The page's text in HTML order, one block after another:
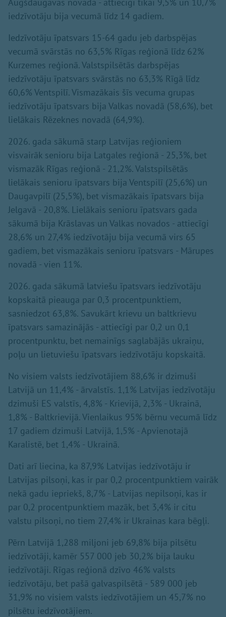
iedzīvotāju bija vecumā līdz 14 gadiem.
Iedzīvotāju īpatsvars 15-64 gadu jeb darbspējas
vecumā svārstās no 63,5% Rīgas reģionā līdz 62%
Kurzemes reģionā. Valstspilsētās darbspējas
iedzīvotāju īpatsvars svārstās no 63,3% Rīgā līdz
60,6% Ventspilī. Vismazākais šīs vecuma grupas
iedzīvotāju īpatsvars bija Valkas novadā (58,6%), bet
lielākais Rēzeknes novadā (64,9%).
2026. gada sākumā starp Latvijas reģioniem
visvairāk senioru bija Latgales reģionā - 25,3%, bet
vismazāk Rīgas reģionā - 21,2%. Valstspilsētās
lielākais senioru īpatsvars bija Ventspilī (25,6%) un
Daugavpilī (25,5%), bet vismazākais īpatsvars bija
Jelgavā - 20,8%. Lielākais senioru īpatsvars gada
sākumā bija Krāslavas un Valkas novados - attiecīgi
28,6% un 27,4% iedzīvotāju bija vecumā virs 65
gadiem, bet vismazākais senioru īpatsvars - Mārupes
novadā - vien 11%.
2026. gada sākumā latviešu īpatsvars iedzīvotāju
kopskaitā pieauga par 0,3 procentpunktiem,
sasniedzot 63,8%. Savukārt krievu un baltkrievu
īpatsvars samazinājās - attiecīgi par 0,2 un 0,1
procentpunktu, bet nemainīgs saglabājās ukraiņu,
poļu un lietuviešu īpatsvars iedzīvotāju kopskaitā.
No visiem valsts iedzīvotājiem 88,6% ir dzimuši
Latvijā un 11,4% - ārvalstīs. 1,1% Latvijas iedzīvotāju
dzimuši ES valstīs, 4,8% - Krievijā, 2,3% - Ukrainā,
1,8% - Baltkrievijā. Vienlaikus 95% bērnu vecumā līdz
17 gadiem dzimuši Latvijā, 1,5% - Apvienotajā
Karalistē, bet 1,4% - Ukrainā.
Dati arī liecina, ka 87,9% Latvijas iedzīvotāju ir
Latvijas pilsoņi, kas ir par 0,2 procentpunktiem vairāk
nekā gadu iepriekš, 8,7% - Latvijas nepilsoņi, kas ir
par 0,2 procentpunktiem mazāk, bet 3,4% ir citu
valstu pilsoņi, no tiem 27,4% ir Ukrainas kara bēgļi.
Pērn Latvijā 1,288 miljoni jeb 69,8% bija pilsētu
iedzīvotāji, kamēr 557 000 jeb 30,2% bija lauku
iedzīvotāji. Rīgas reģionā dzīvo 46% valsts
iedzīvotāju, bet pašā galvaspilsētā - 589 000 jeb
31,9% no visiem valsts iedzīvotājiem un 45,7% no
pilsētu iedzīvotājiem.